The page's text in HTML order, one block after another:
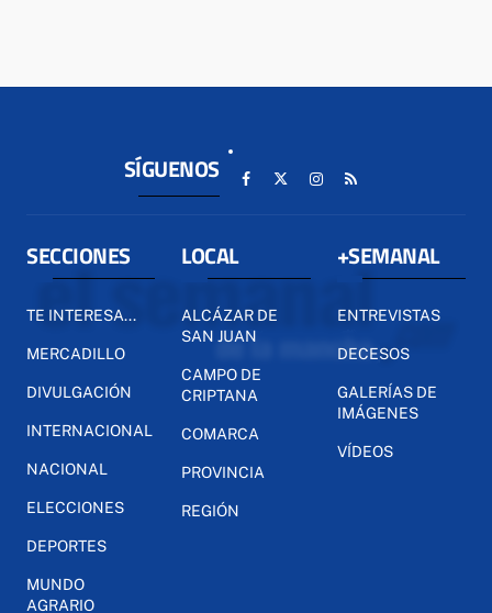
SÍGUENOS
SECCIONES
TE INTERESA...
MERCADILLO
DIVULGACIÓN
INTERNACIONAL
NACIONAL
ELECCIONES
DEPORTES
MUNDO
AGRARIO
LOCAL
ALCÁZAR DE
SAN JUAN
CAMPO DE
CRIPTANA
COMARCA
PROVINCIA
REGIÓN
+SEMANAL
ENTREVISTAS
DECESOS
GALERÍAS DE
IMÁGENES
VÍDEOS